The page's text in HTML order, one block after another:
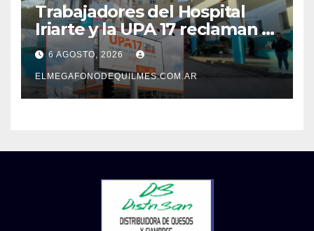
Trabajadores del Hospital
Iriarte y la UPA 17 reclaman el
pase a planta de becarios y
mejoras laborales
6 AGOSTO, 2026
ELMEGAFONODEQUILMES.COM.AR